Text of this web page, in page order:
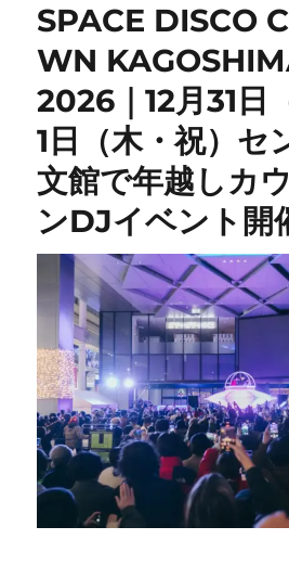
SPACE DISCO
WN
2026｜12月31日
1日（木・祝）セ
文館で年越しカ
ンDJイベント開